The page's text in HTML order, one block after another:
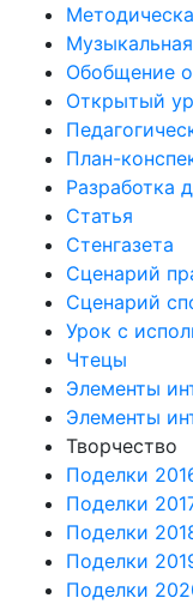
Обобщение
Открытый
План-
Разработка
Статья
Стенгазета
Сценарий
Сценарий
Урок с
Чтецы
Элементы
Элементы
Творчество
Поделки
Поделки
Поделки
Поделки
Поделки